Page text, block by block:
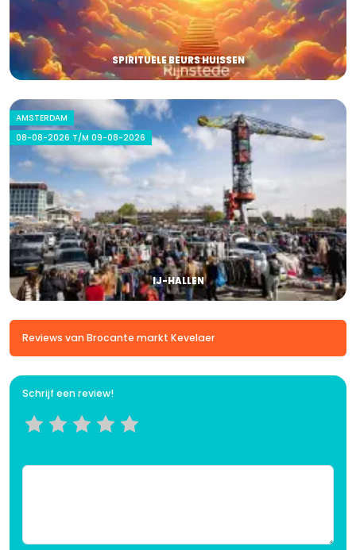
SPIRITUELE BEURS HUISSEN
AMSTERDAM
08-08-2026 T/M 09-08-2026
IJ-HALLEN
Reviews van Brocante markt Kevelaer
Schrijf een review!